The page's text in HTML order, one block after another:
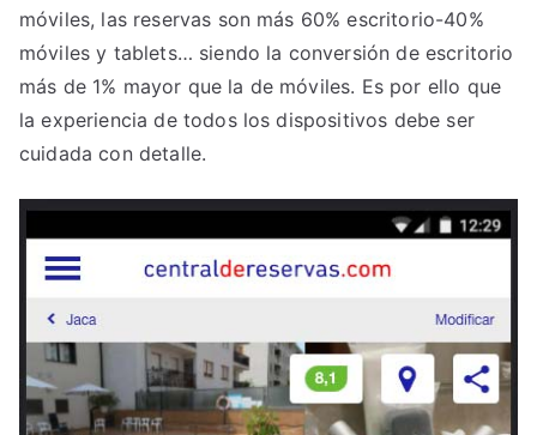
móviles, las reservas son más 60% escritorio-40%
móviles y tablets… siendo la conversión de escritorio
más de 1% mayor que la de móviles. Es por ello que
la experiencia de todos los dispositivos debe ser
cuidada con detalle.